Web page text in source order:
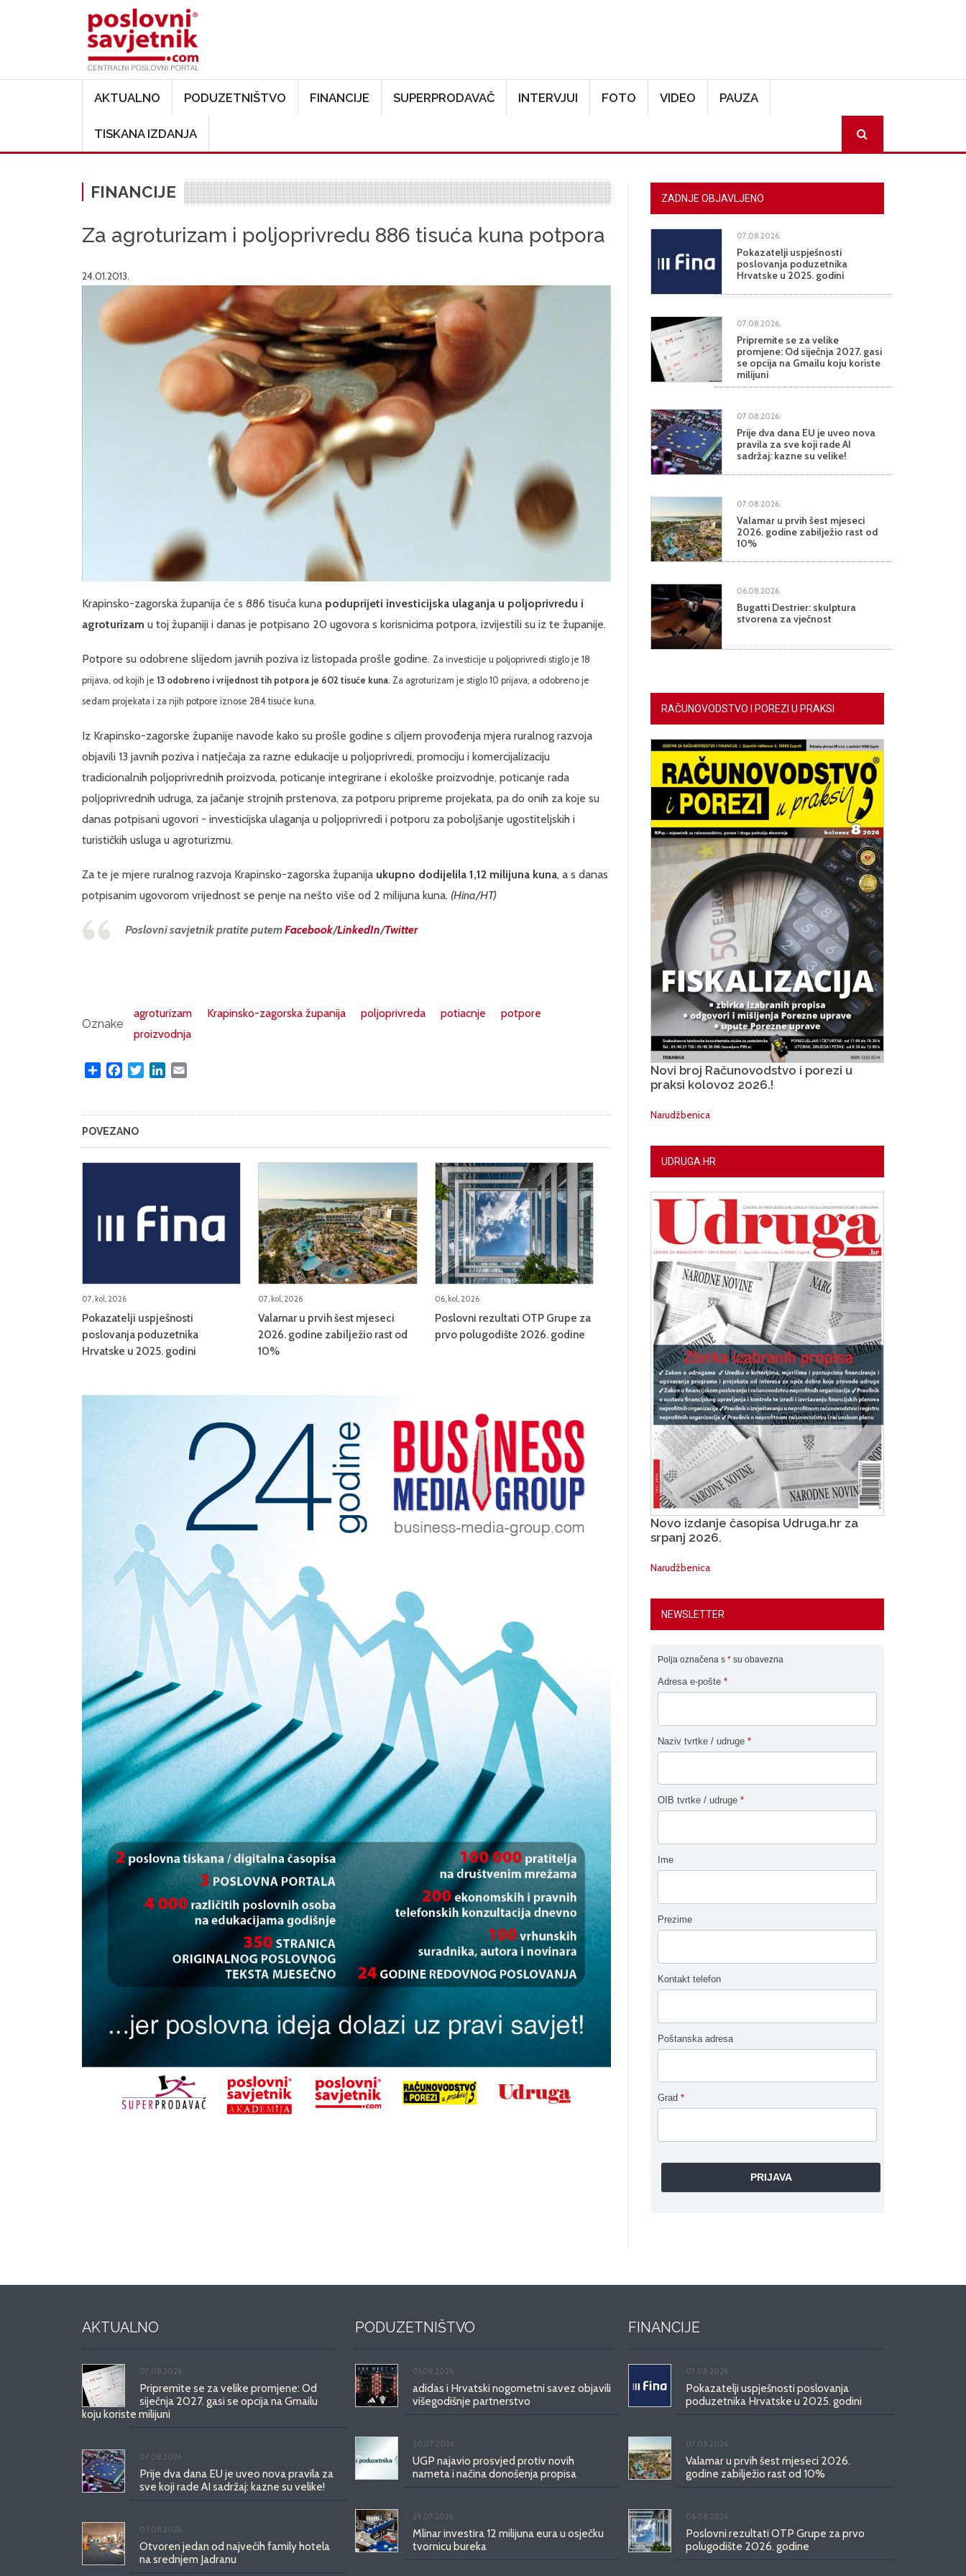
AKTUALNO PODUZETNIŠTVO FINANCIJE SUPERPRODAVAČ INTERVJUI FOTO VIDEO PAUZA
TISKANA IZDANJA
FINANCIJE
Za agroturizam i poljoprivredu 886 tisuća kuna potpora
24.01.2013.
Krapinsko-zagorska županija će s 886 tisuća kuna poduprijeti investicijska ulaganja u poljoprivredu i
agroturizam u toj županiji i danas je potpisano 20 ugovora s korisnicima potpora, izvijestili su iz te županije.
Potpore su odobrene slijedom javnih poziva iz listopada prošle godine. Za investicije u poljoprivredi stiglo je 18
prijava, od kojih je 13 odobreno i vrijednost tih potpora je 602 tisuće kuna. Za agroturizam je stiglo 10 prijava, a odobreno je
sedam projekata i za njih potpore iznose 284 tisuće kuna.
Iz Krapinsko-zagorske županije navode kako su prošle godine s ciljem provođenja mjera ruralnog razvoja
objavili 13 javnih poziva i natječaja za razne edukacije u poljoprivredi, promociju i komercijalizaciju
tradicionalnih poljoprivrednih proizvoda, poticanje integrirane i ekološke proizvodnje, poticanje rada
poljoprivrednih udruga, za jačanje strojnih prstenova, za potporu pripreme projekata, pa do onih za koje su
danas potpisani ugovori - investicijska ulaganja u poljoprivredi i potporu za poboljšanje ugostiteljskih i
turističkih usluga u agroturizmu.
Za te je mjere ruralnog razvoja Krapinsko-zagorska županija ukupno dodijelila 1,12 milijuna kuna, a s danas
potpisanim ugovorom vrijednost se penje na nešto više od 2 milijuna kuna. (Hina/HT)
Poslovni savjetnik pratite putemFacebook/LinkedIn/Twitter
Oznake
agroturizam Krapinsko-zagorska županija poljoprivreda potiacnje
potpore
proizvodnja
Share FacebookTwitterLinkedIn
POVEZANO
07, kol, 2026
Pokazatelji uspješnosti
poslovanja poduzetnika
Hrvatske u 2025. godini
07, kol, 2026
Valamar u prvih šest mjeseci
2026. godine zabilježio rast od
10%
06, kol, 2026
Poslovni rezultati OTP Grupe za
prvo polugodište 2026. godine
ZADNJE OBJAVLJENO
07.08.2026.
Pokazatelji uspješnosti
poslovanja poduzetnika
Hrvatske u 2025. godini
07.08.2026.
Pripremite se za velike
promjene: Od siječnja 2027. gasi
se opcija na Gmailu koju koriste
milijuni
07.08.2026.
Prije dva dana EU je uveo nova
pravila za sve koji rade AI
sadržaj: kazne su velike!
07.08.2026.
Valamar u prvih šest mjeseci
2026. godine zabilježio rast od
10%
06.08.2026.
Bugatti Destrier: skulptura
stvorena za vječnost
RAČUNOVODSTVO I POREZI U PRAKSI
Novi broj Računovodstvo i porezi u
praksi kolovoz 2026.!
Narudžbenica
UDRUGA.HR
Novo izdanje časopisa Udruga.hr za
srpanj 2026.
Narudžbenica
NEWSLETTER
Polja označena s * su obavezna
Adresa e-pošte *
Naziv tvrtke / udruge *
OIB tvrtke / udruge *
Ime
Prezime
Kontakt telefon
Poštanska adresa
Grad *
AKTUALNO
07.08.2026.
Pripremite se za velike promjene: Od
siječnja 2027. gasi se opcija na Gmailu
koju koriste milijuni
07.08.2026.
Prije dva dana EU je uveo nova pravila za
sve koji rade AI sadržaj: kazne su velike!
03.08.2026.
Otvoren jedan od najvećih family hotela
na srednjem Jadranu
PODUZETNIŠTVO
01.08.2026.
adidas i Hrvatski nogometni savez objavili
višegodišnje partnerstvo
30.07.2026.
UGP najavio prosvjed protiv novih
nameta i načina donošenja propisa
29.07.2026.
Mlinar investira 12 milijuna eura u osječku
tvornicu bureka
FINANCIJE
07.08.2026.
Pokazatelji uspješnosti poslovanja
poduzetnika Hrvatske u 2025. godini
07.08.2026.
Valamar u prvih šest mjeseci 2026.
godine zabilježio rast od 10%
06.08.2026.
Poslovni rezultati OTP Grupe za prvo
polugodište 2026. godine